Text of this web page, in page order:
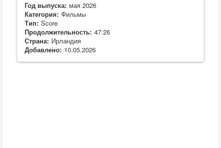
Год выпуска: мая 2026
Категория: Фильмы
Тип: Score
Продолжительность: 47:26
Страна: Ирландия
Добавлено: 10.05.2026